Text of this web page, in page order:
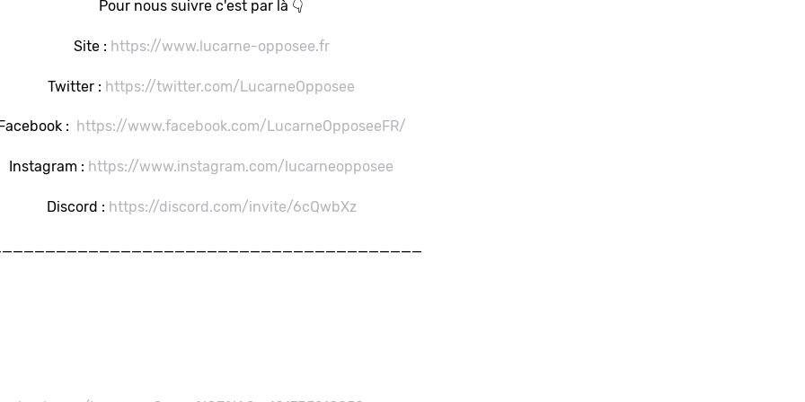
Pour nous suivre c'est par là 👇
Site : https://www.lucarne-opposee.fr
Twitter : https://twitter.com/LucarneOpposee
: https://www.facebook.com/LucarneOpposeeFR/
Instagram : https://www.instagram.com/lucarneopposee
Discord : https://discord.com/invite/6cQwbXz